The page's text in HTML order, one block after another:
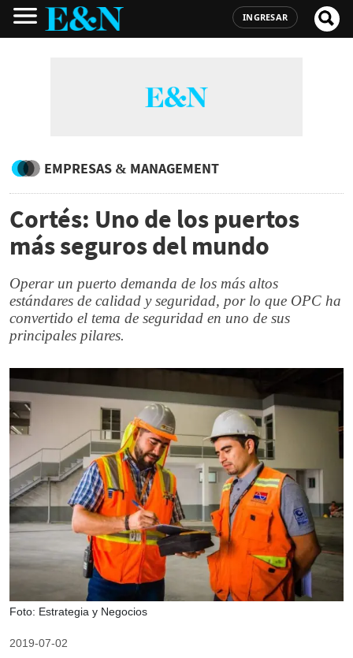
INGRESAR
EMPRESAS & MANAGEMENT
Cortés: Uno de los puertos
más seguros del mundo
Operar un puerto demanda de los más altos
estándares de calidad y seguridad, por lo que OPC ha
convertido el tema de seguridad en uno de sus
principales pilares.
Foto: Estrategia y Negocios
2019-07-02